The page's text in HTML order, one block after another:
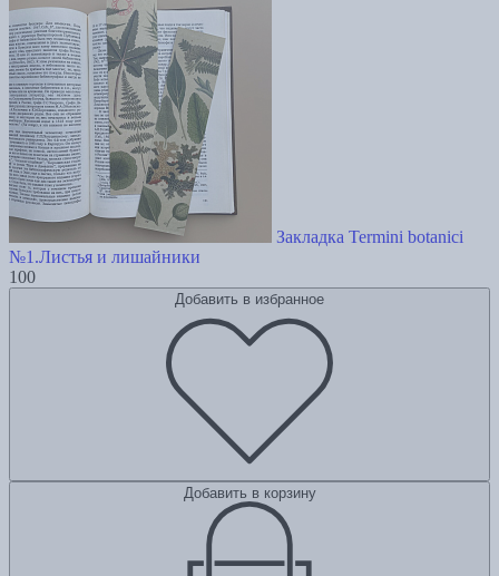
Закладка Termini botanici
№1.Листья и лишайники
100
Добавить в избранное
Добавить в корзину